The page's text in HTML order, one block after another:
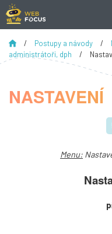
NASTAVENÍ
/ Postupy a návody /
administrátoři, dph
/
Menu: